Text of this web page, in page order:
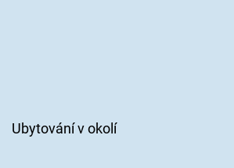
Ubytování v okolí